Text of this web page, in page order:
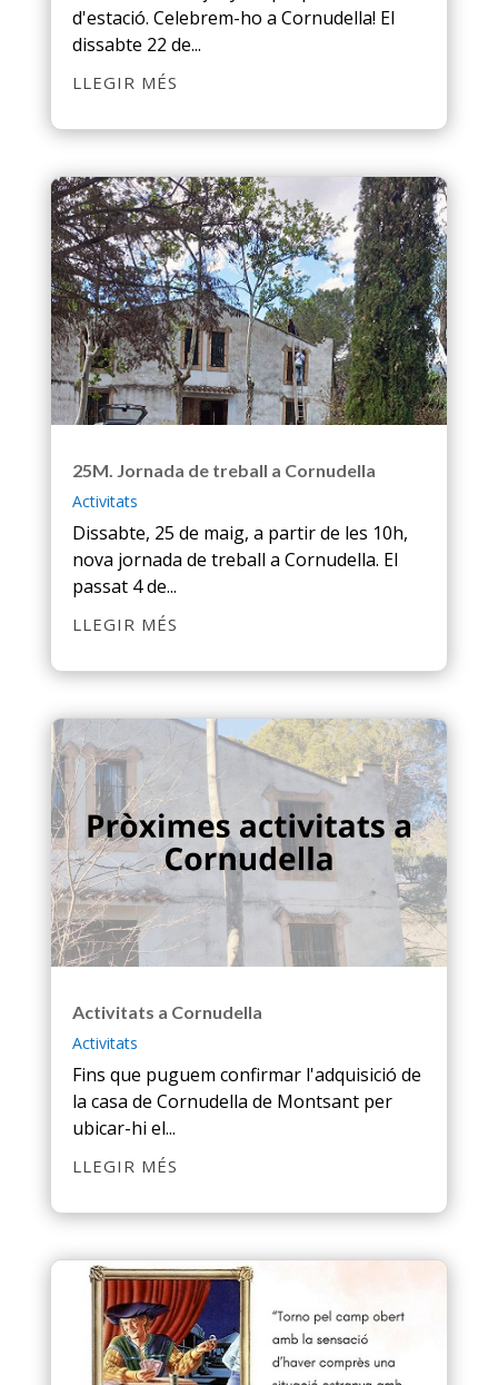
d'estació. Celebrem-ho a Cornudella! El
dissabte 22 de...
LLEGIR MÉS
25M. Jornada de treball a Cornudella
Activitats
Dissabte, 25 de maig, a partir de les 10h,
nova jornada de treball a Cornudella. El
passat 4 de...
LLEGIR MÉS
Activitats a Cornudella
Activitats
Fins que puguem confirmar l'adquisició de
la casa de Cornudella de Montsant per
ubicar-hi el...
LLEGIR MÉS